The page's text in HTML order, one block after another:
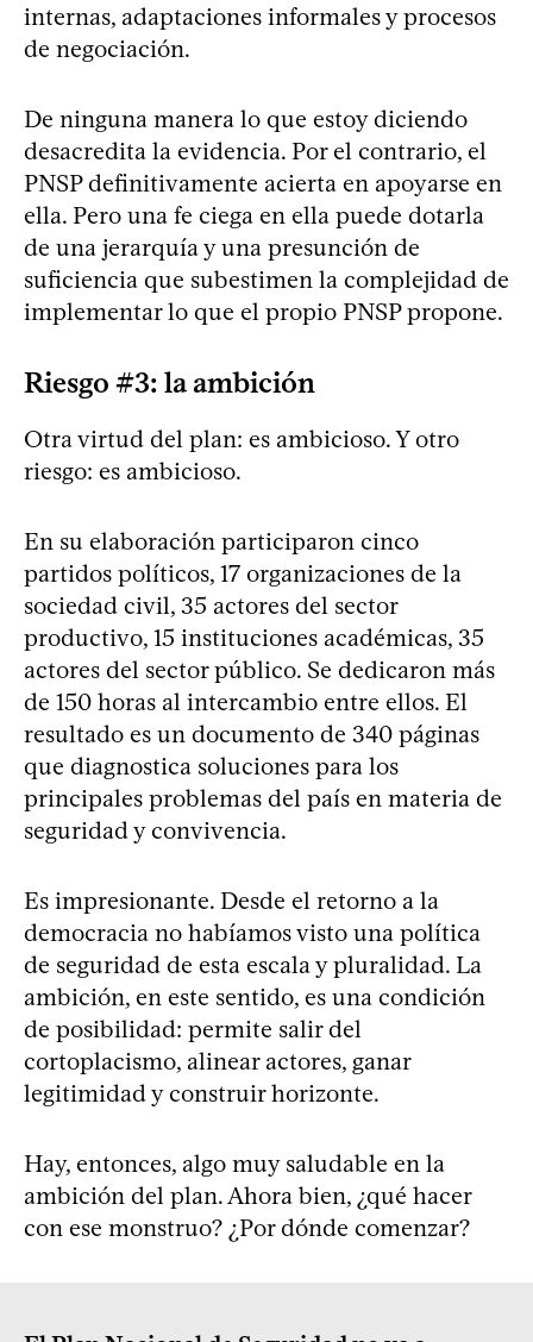
internas, adaptaciones informales y procesos
de negociación.
De ninguna manera lo que estoy diciendo
desacredita la evidencia. Por el contrario, el
PNSP definitivamente acierta en apoyarse en
ella. Pero una fe ciega en ella puede dotarla
de una jerarquía y una presunción de
suficiencia que subestimen la complejidad de
implementar lo que el propio PNSP propone.
Riesgo #3: la ambición
Otra virtud del plan: es ambicioso. Y otro
riesgo: es ambicioso.
En su elaboración participaron cinco
partidos políticos, 17 organizaciones de la
sociedad civil, 35 actores del sector
productivo, 15 instituciones académicas, 35
actores del sector público. Se dedicaron más
de 150 horas al intercambio entre ellos. El
resultado es un documento de 340 páginas
que diagnostica soluciones para los
principales problemas del país en materia de
seguridad y convivencia.
Es impresionante. Desde el retorno a la
democracia no habíamos visto una política
de seguridad de esta escala y pluralidad. La
ambición, en este sentido, es una condición
de posibilidad: permite salir del
cortoplacismo, alinear actores, ganar
legitimidad y construir horizonte.
Hay, entonces, algo muy saludable en la
ambición del plan. Ahora bien, ¿qué hacer
con ese monstruo? ¿Por dónde comenzar?